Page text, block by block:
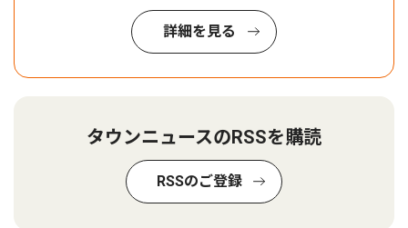
詳細を見る
タウンニュースのRSSを購読
RSSのご登録